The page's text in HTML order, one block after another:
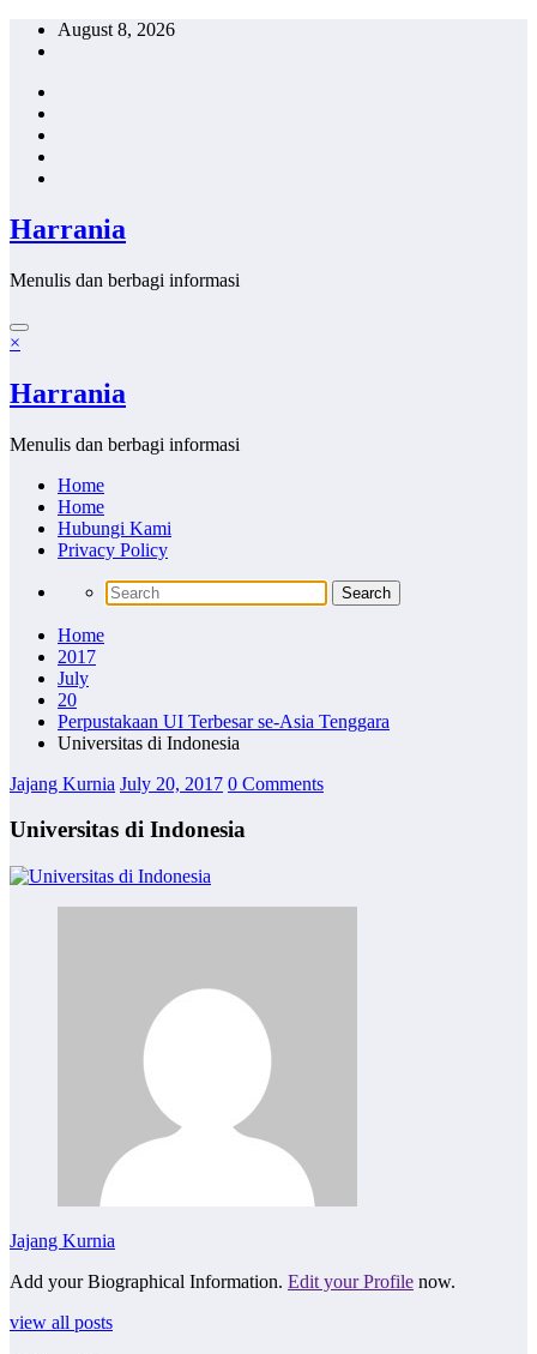
Skip
August 8, 2026
Harrania
Menulis dan berbagi informasi
×
Harrania
Menulis dan berbagi informasi
Home
Home
Hubungi Kami
Privacy Policy
Home
2017
July
20
Perpustakaan UI Terbesar se-Asia Tenggara
Universitas di Indonesia
Jajang Kurnia July 20, 2017 0 Comments
Universitas di Indonesia
Jajang Kurnia
Add your Biographical Information. Edit your Profile now.
view all posts